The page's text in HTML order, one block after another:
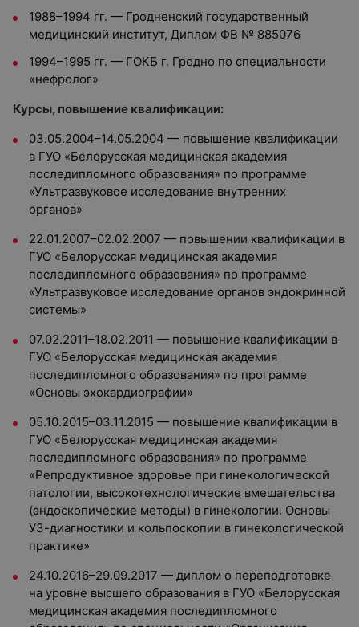
1988–1994 гг. — Гродненский государственный
медицинский институт, Диплом ФВ № 885076
1994–1995 гг. — ГОКБ г. Гродно по специальности
«нефролог»
Курсы, повышение квалификации:
03.05.2004–14.05.2004 — повышение квалификации
в ГУО «Белорусская медицинская академия
последипломного образования» по программе
«Ультразвуковое исследование внутренних
органов»
22.01.2007–02.02.2007 — повышении квалификации в
ГУО «Белорусская медицинская академия
последипломного образования» по программе
«Ультразвуковое исследование органов эндокринной
системы»
07.02.2011–18.02.2011 — повышение квалификации в
ГУО «Белорусская медицинская академия
последипломного образования» по программе
«Основы эхокардиографии»
05.10.2015–03.11.2015 — повышение квалификации в
ГУО «Белорусская медицинская академия
последипломного образования» по программе
«Репродуктивное здоровье при гинекологической
патологии, высокотехнологические вмешательства
(эндоскопические методы) в гинекологии. Основы
УЗ-диагностики и кольпоскопии в гинекологической
практике»
24.10.2016–29.09.2017 — диплом о переподготовке
на уровне высшего образования в ГУО «Белорусская
медицинская академия последипломного